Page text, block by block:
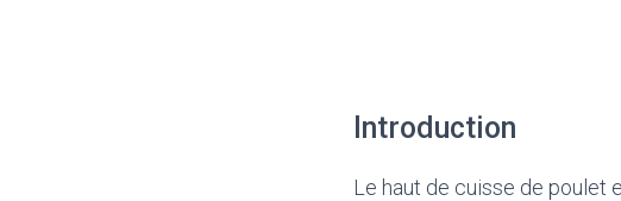
Introduction
Le haut de cuisse de poulet